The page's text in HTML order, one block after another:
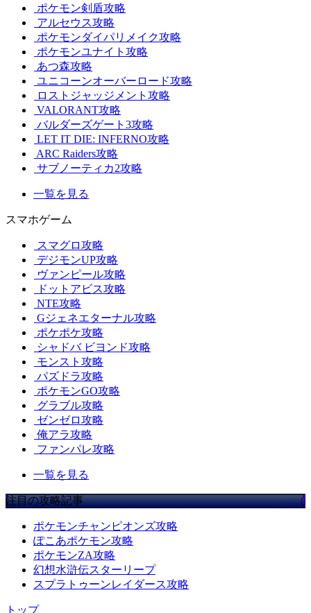
ポケモン剣盾攻略
アルセウス攻略
ポケモンダイパリメイク攻略
ポケモンユナイト攻略
あつ森攻略
ユニコーンオーバーロード攻略
ロストジャッジメント攻略
VALORANT攻略
バルダーズゲート3攻略
LET IT DIE: INFERNO攻略
ARC Raiders攻略
サブノーティカ2攻略
一覧を見る
スマホゲーム
スマグロ攻略
デジモンUP攻略
ヴァンピール攻略
ドットアビス攻略
NTE攻略
Gジェネエターナル攻略
ポケポケ攻略
シャドバ ビヨンド攻略
モンスト攻略
パズドラ攻略
ポケモンGO攻略
グラブル攻略
ゼンゼロ攻略
俺アラ攻略
ファンパレ攻略
一覧を見る
注目の攻略記事
ポケモンチャンピオンズ攻略
ぽこあポケモン攻略
ポケモンZA攻略
幻想水滸伝スターリープ
スプラトゥーンレイダース攻略
トップ